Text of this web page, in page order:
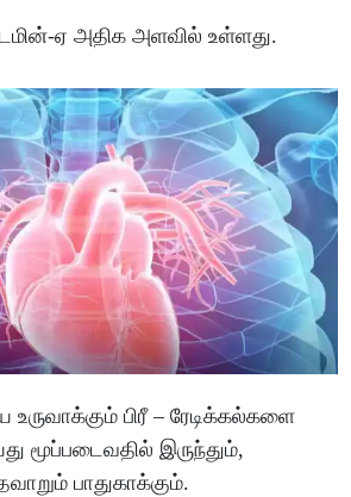
ஏ அதிக அளவில் உள்ளது.
பிரீ – ரேடிக்கல்களை
மூப்படைவதில் இருந்தும்,
பாதுகாக்கும்.